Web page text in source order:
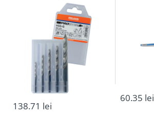
otel
tabla groasa
bronz
aliaje de mare rezistenta
138.71 lei
60.35 lei